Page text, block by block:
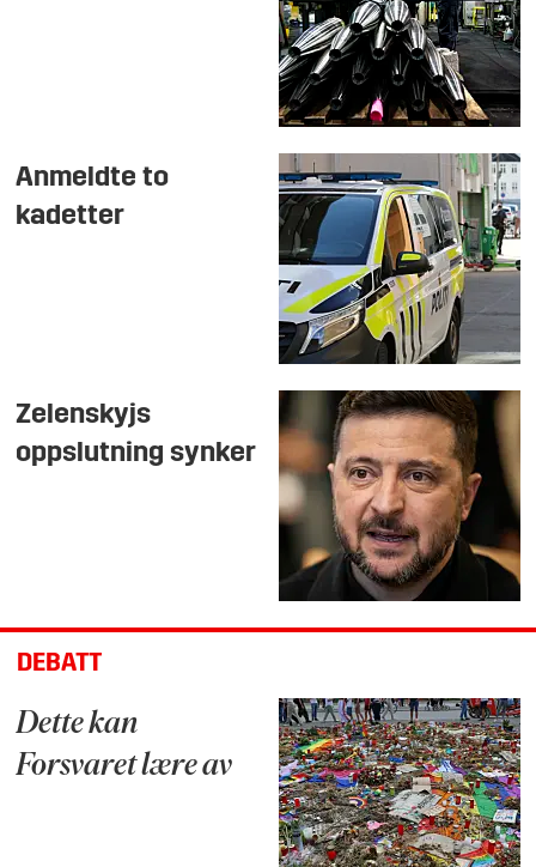
Anmeldte to
kadetter
Zelenskyjs
oppslutning synker
DEBATT
Dette kan
Forsvaret lære av